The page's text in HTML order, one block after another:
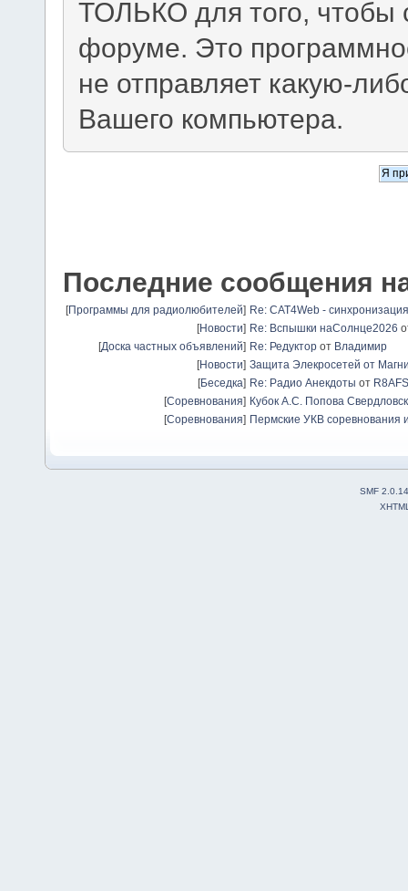
ТОЛЬКО для того, чтобы
форуме. Это
не отправляет какую-
Вашего компьютера.
Последние сообщения
[Программы для радиолюбителей] Re: CAT4Web -
[Новости] Re: Вспышки наСолнце2026
[Доска частных объявлений] Re: Редуктор от Владимир
[Новости] Защита Элекросетей от
[Беседка] Re: Радио Анекдоты от R8AFS
[Соревнования] Кубок А.С. Попова
[Соревнования] Пермские УКВ соревнования
SMF 2.0.14